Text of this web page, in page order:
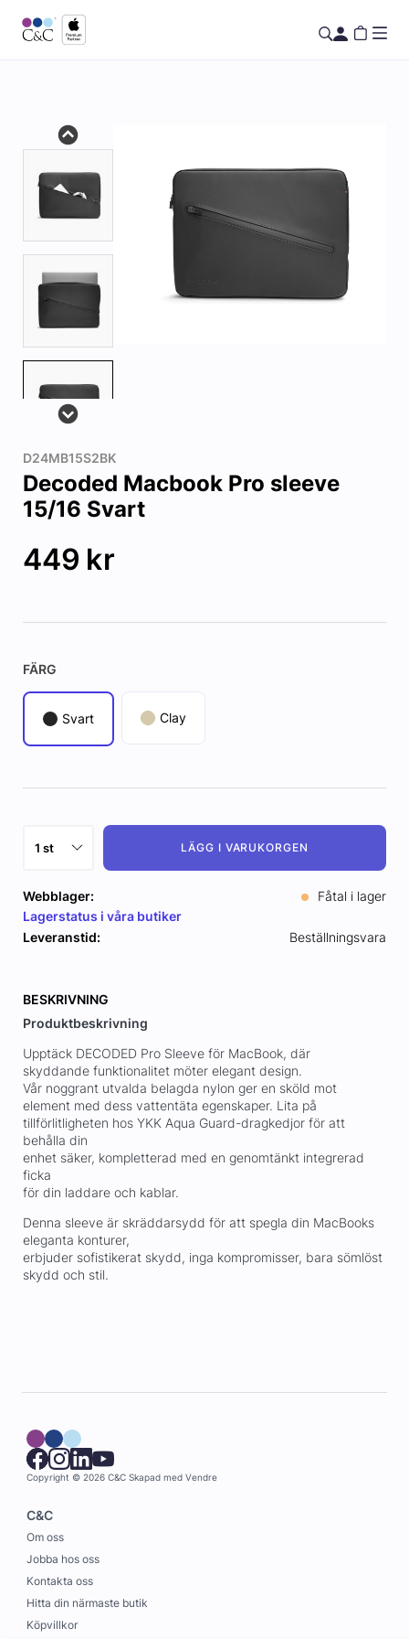
D24MB15S2BK
Decoded Macbook Pro sleeve
15/16 Svart
449 kr
FÄRG
Svart Clay
LÄGG I VARUKORGEN
Webblager:
Fåtal i lager
Lagerstatus i våra butiker
Leveranstid:
Beställningsvara
BESKRIVNING
Produktbeskrivning
Upptäck DECODED Pro Sleeve för MacBook, där
skyddande funktionalitet möter elegant design.
Vår noggrant utvalda belagda nylon ger en sköld mot
element med dess vattentäta egenskaper. Lita på
tillförlitligheten hos YKK Aqua Guard-dragkedjor för att
behålla din
enhet säker, kompletterad med en genomtänkt integrerad
ficka
för din laddare och kablar.
Denna sleeve är skräddarsydd för att spegla din MacBooks
eleganta konturer,
erbjuder sofistikerat skydd, inga kompromisser, bara sömlöst
skydd och stil.
Copyright © 2026 C&C Skapad med Vendre
C&C
Om oss
Jobba hos oss
Kontakta oss
Hitta din närmaste butik
Köpvillkor